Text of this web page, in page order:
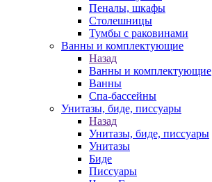
Пеналы, шкафы
Столешницы
Тумбы с раковинами
Ванны и комплектующие
Назад
Ванны и комплектующие
Ванны
Спа-бассейны
Унитазы, биде, писсуары
Назад
Унитазы, биде, писсуары
Унитазы
Биде
Писсуары